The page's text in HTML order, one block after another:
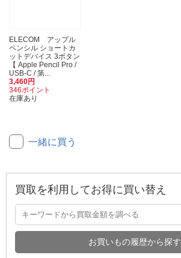
ELECOM アップル
ペンシル ショートカ
ットデバイス 3ボタン
【 Apple Pencil Pro /
USB-C / 第...
3,460円
346ポイント
在庫あり
一緒に買う
買取を利用してお得に買い替え
お買いもの履歴から探す